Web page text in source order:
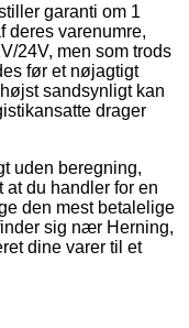
garanti om 1
deres varenumre,
24V, men som trods
før et nøjagtigt
sandsynligt kan
drager
uden beregning,
du handler for en
den mest betalelige
sig nær Herning,
dine varer til et